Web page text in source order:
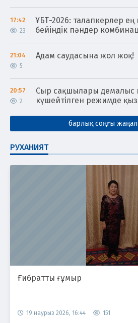
17:42
23
ҰБТ-2026: талапкерлер ең
бейіндік пәндер
21:04
5
Адам саудасына жол жоқ!
20:57
2
Сыр сақшылары демалыс
күшейтілген режимде
барлық соңғы
РУХАНИЯТ
Ғибратты ғұмыр
19 наурыз 2026, 16:44 151